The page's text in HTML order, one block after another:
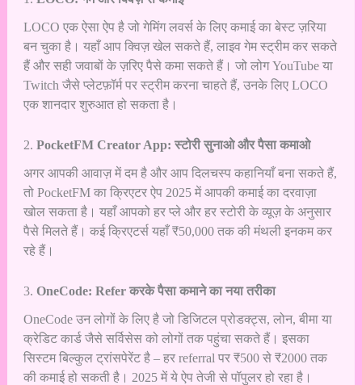
LOCO एक ऐसा ऐप है जो गेमिंग लवर्स के लिए कमाई का बेस्ट ज़रिया
बन चुका है। यहाँ आप क्विज़ खेल सकते हैं, लाइव गेम स्ट्रीम कर सकते
हैं और सही जवाबों के ज़रिए पैसे कमा सकते हैं। जो लोग YouTube या
Twitch जैसे प्लेटफ़ॉर्म पर स्ट्रीम करना चाहते हैं, उनके लिए LOCO
एक शानदार शुरुआत हो सकता है।
2. PocketFM Creator App: स्टोरी सुनाओ और पैसा कमाओ
अगर आपकी आवाज़ में दम है और आप दिलचस्प कहानियाँ बना सकते हैं,
तो PocketFM का क्रिएटर ऐप 2025 में आपकी कमाई का दरवाज़ा
खोल सकता है। यहाँ आपको हर प्ले और हर स्टोरी के व्यूज़ के अनुसार
पैसे मिलते हैं। कई क्रिएटर्स यहाँ ₹50,000 तक की मंथली इनकम कर
रहे हैं।
3. OneCode: Refer करके पैसा कमाने का नया तरीका
OneCode उन लोगों के लिए है जो डिजिटल प्रोडक्ट्स, लोन, बीमा या
क्रेडिट कार्ड जैसे सर्विसेस को लोगों तक पहुंचा सकते हैं। इसका
सिस्टम बिल्कुल ट्रांसपेरेंट है – हर referral पर ₹500 से ₹2000 तक
की कमाई हो सकती है। 2025 में ये ऐप तेजी से पॉपुलर हो रहा है।